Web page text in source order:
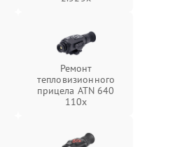
Ремонт
тепловизионного
прицела ATN 640
110x